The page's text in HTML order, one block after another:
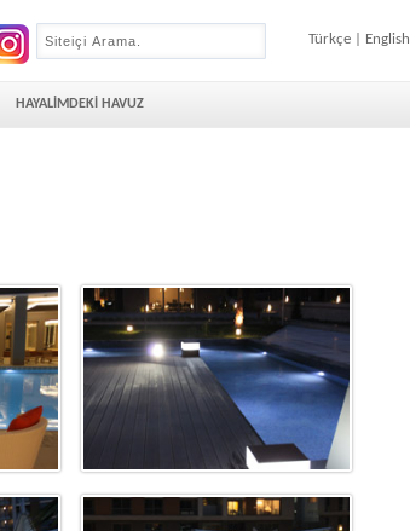
Türkçe English
HAYALİMDEKİ HAVUZ